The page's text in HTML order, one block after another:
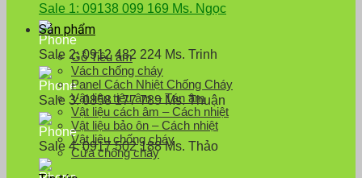
Sale 1: 09138 099 169 Ms. Ngọc
Sale 2: 0912 482 224 Ms. Trinh
Sale 3: 0858 177 789 Ms. Thuận
Sale 4: 0917 502 188 Ms. Thảo
Sản phẩm
Gỗ Tiêu âm
Vách chống cháy
Panel Cách Nhiệt Chống Cháy
Vật liệu tiêu âm – Tán âm
Vật liệu cách âm – Cách nhiệt
Vật liệu bảo ôn – Cách nhiệt
Vật liệu chống cháy
Cửa chống cháy